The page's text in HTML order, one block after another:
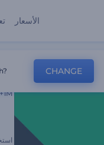
الأسعار
1M+
CHANGE